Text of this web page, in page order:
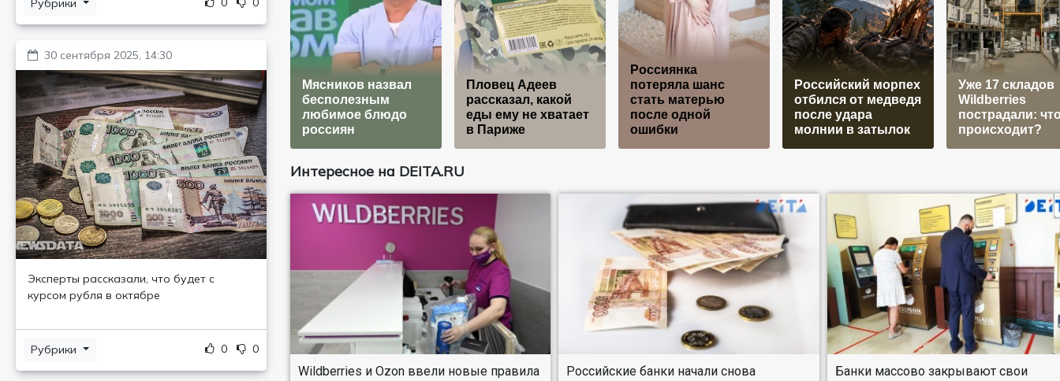
Рубрики
30 сентября 2025, 14:30
Эксперты рассказали, что будет с
курсом рубля в октябре
Рубрики 0 0
Мясников назвал
бесполезным
любимое блюдо
россиян
Пловец Адеев
рассказал, какой
еды ему не хватает
в Париже
Россиянка
потеряла шанс
стать матерью
после одной
ошибки
Российский морпех
отбился от медведя
после удара
молнии в затылок
Уже 17 складов
Wildberries
пострадали:
происходит?
Интересное на DEITA.RU
Wildberries и Ozon ввели новые правила
Российские банки начали снова
Банки массово закрывают свои